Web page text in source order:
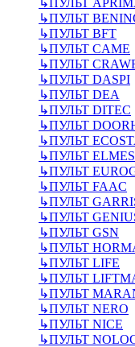
↳ПУЛЬТ
↳ПУЛЬТ
↳ПУЛЬТ BFT
↳ПУЛЬТ CAME
↳ПУЛЬТ
↳ПУЛЬТ DASPI
↳ПУЛЬТ DEA
↳ПУЛЬТ DITEC
↳ПУЛЬТ
↳ПУЛЬТ
↳ПУЛЬТ ELMES
↳ПУЛЬТ
↳ПУЛЬТ FAAC
↳ПУЛЬТ
↳ПУЛЬТ
↳ПУЛЬТ GSN
↳ПУЛЬТ
↳ПУЛЬТ LIFE
↳ПУЛЬТ
↳ПУЛЬТ
↳ПУЛЬТ NERO
↳ПУЛЬТ NICE
↳ПУЛЬТ